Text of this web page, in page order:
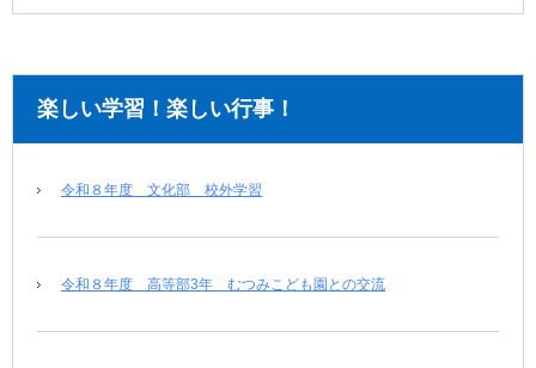
楽しい学習！楽しい行事！
令和８年度 文化部 校外学習
令和８年度 高等部3年 むつみこども園との交流